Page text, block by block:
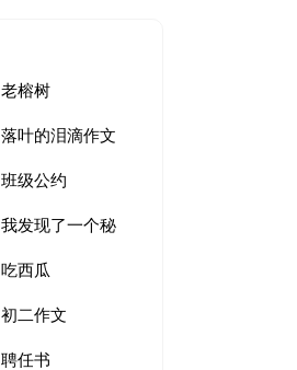
老榕树
落叶的泪滴作文
1000字
班级公约
我发现了一个秘
密
吃西瓜
初二作文
聘任书